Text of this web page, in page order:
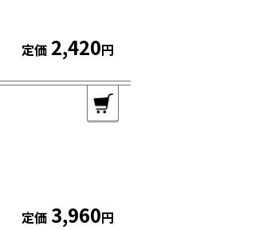
定価 2,420円
定価 3,960円